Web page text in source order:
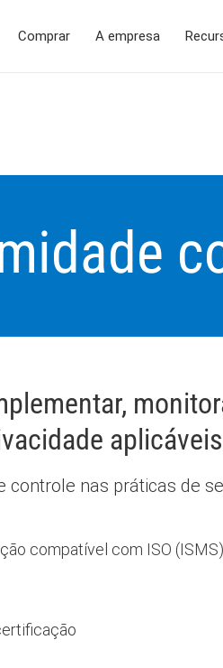
Comprar A empresa
controle nas práticas de
compatível com ISO